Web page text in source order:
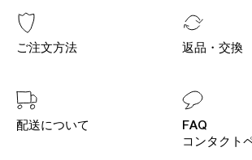
ご注文方法 返品・交換
配送について
FAQ
コンタクト